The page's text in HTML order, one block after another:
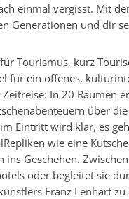
einmal vergisst. Mit
Generationen und dir
Tourismus, kurz
für ein offenes,
In 20 Räumen
über
Eintritt wird klar, es
wie eine
Geschehen.
oder begleitet sie
Franz Lenhart